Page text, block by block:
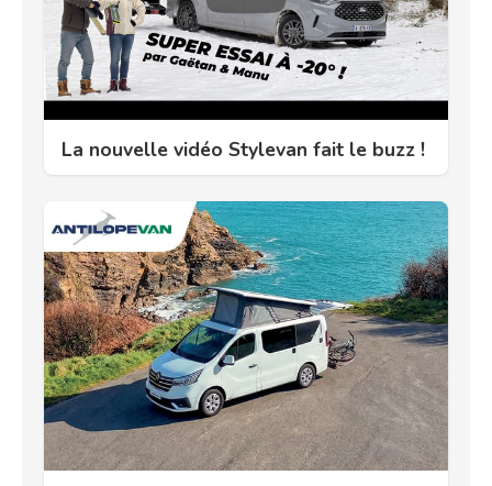
La nouvelle vidéo Stylevan fait le buzz !